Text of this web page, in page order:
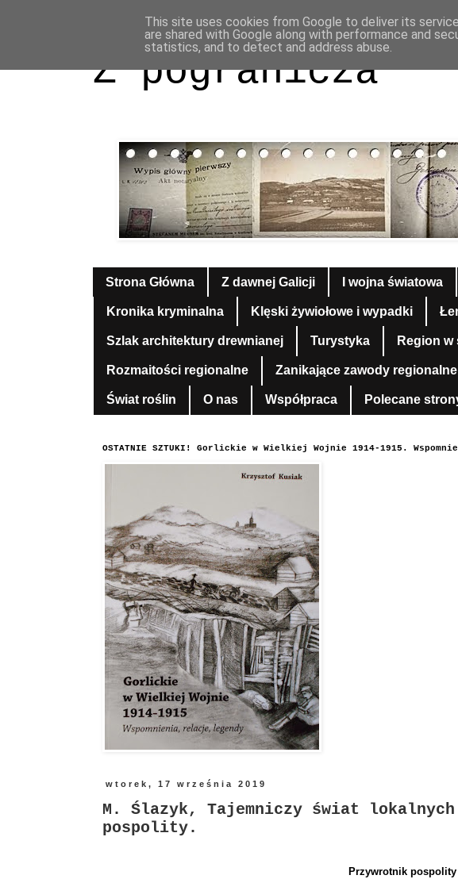
Z pogranicza
Strona Główna Z dawnej Galicji I wojna światowa
Kronika kryminalna Klęski żywiołowe i wypadki
Szlak architektury drewnianej Turystyka Region
Rozmaitości regionalne Zanikające zawody regionalne
Świat roślin O nas Współpraca Polecane
OSTATNIE SZTUKI! Gorlickie w Wielkiej Wojnie 1914-1915.
wtorek, 17 września 2019
M. Ślazyk, Tajemniczy świat
pospolity.
Przywrotnik pospolity
This site uses cookies from Google to deliver its
are shared with Google along with performance and
statistics, and to detect and address abuse.